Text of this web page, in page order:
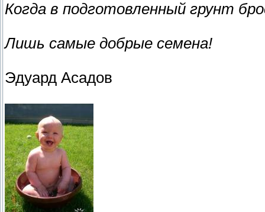
Когда в подготовленный грунт
Лишь самые добрые семена!
Эдуард Асадов